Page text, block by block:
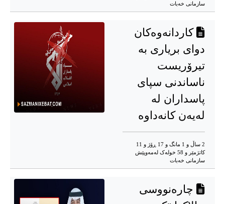
سازمانی خەبات
کاردانەوەکان
دوای بریاری بە
تیرۆریست
ناساندنی سپای
پاسداران لە
لەیەن کانەداوە
2 ساڵ و 1 مانگ و 17 ڕۆژ و 11
کاتژمێر و 58 خوله‌ک له‌مه‌وپێش‌
سازمانی خەبات
چارەنووسی